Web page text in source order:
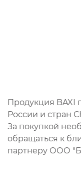
Продукция BAXI
России и стран
За покупкой
обращаться к
партнеру ООО